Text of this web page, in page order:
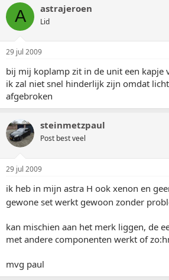
A astrajeroen
Lid
29 jul 2009
bij mij koplamp zit in de unit een kapje
ik zal niet snel hinderlijk zijn omdat
afgebroken
steinmetzpaul
Post best veel
29 jul 2009
ik heb in mijn astra H ook xenon en
gewone set werkt gewoon zonder
kan mischien aan het merk liggen, de
met andere componenten werkt of
mvg paul